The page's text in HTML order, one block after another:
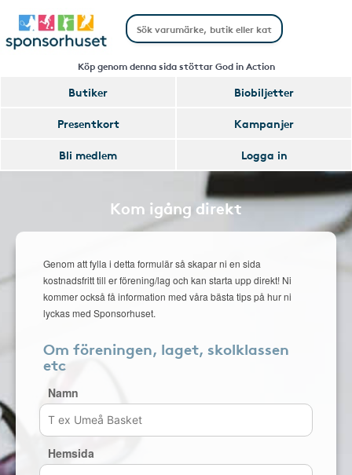
Köp genom denna sida stöttar God in Action
Butiker
Biobiljetter
Presentkort
Kampanjer
Bli medlem
Logga in
Kom igång direkt
Genom att fylla i detta formulär så skapar ni en sida
kostnadsfritt till er förening/lag och kan starta upp direkt! Ni
kommer också få information med våra bästa tips på hur ni
lyckas med Sponsorhuset.
Om föreningen, laget, skolklassen
etc
Namn
Hemsida